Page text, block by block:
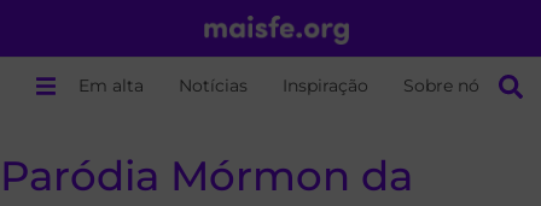
Em alta Notícias Inspiração Sobre nós
Paródia Mórmon da